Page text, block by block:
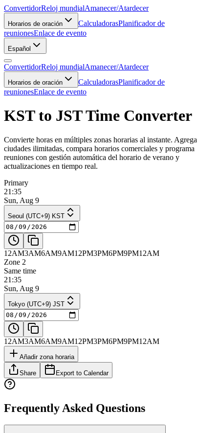
ConvertidorReloj mundialAmanecer/Atardecer
Horarios de oración CalculadorasPlanificador de
reunionesEnlace de evento
Español
ConvertidorReloj mundialAmanecer/Atardecer
Horarios de oración CalculadorasPlanificador de
reunionesEnlace de evento
KST to JST Time Converter
Convierte horas en múltiples zonas horarias al instante. Agrega
ciudades ilimitadas, compara horarios comerciales y programa
reuniones con gestión automática del horario de verano y
actualizaciones en tiempo real.
Primary
21:35
Sun, Aug 9
Seoul (UTC+9) KST
12AM3AM6AM9AM12PM3PM6PM9PM12AM
Zone 2
Same time
21:35
Sun, Aug 9
Tokyo (UTC+9) JST
12AM3AM6AM9AM12PM3PM6PM9PM12AM
Añadir zona horaria
Share Export to Calendar
Frequently Asked Questions